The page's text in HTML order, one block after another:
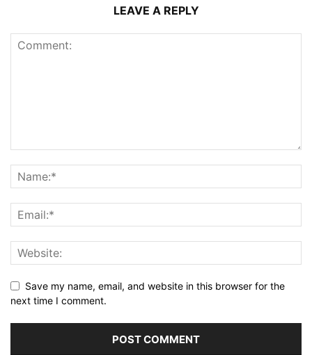
LEAVE A REPLY
Save my name, email, and website in this browser for the
next time I comment.